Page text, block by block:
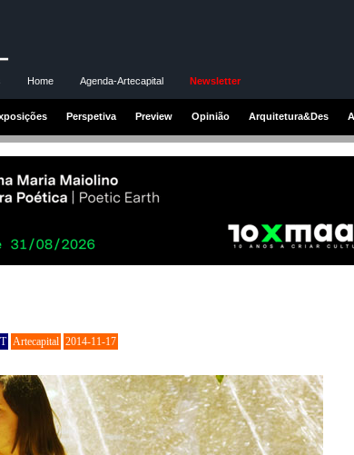
Home Agenda-Artecapital Newsletter
Perspetiva Preview Opinião Arquitetura&Des
Artecapital 2014-11-17